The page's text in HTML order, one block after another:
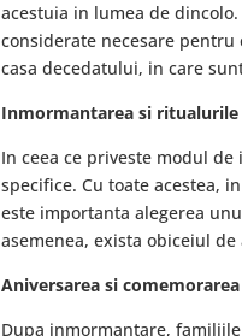
acestuia in lumea de
considerate necesare pentru
casa decedatului, in care
Inmormantarea si ritualurile
In ceea ce priveste modul
specifice. Cu toate acestea,
este importanta alegerea
asemenea, exista obiceiul
Aniversarea si
Dupa inmormantare,